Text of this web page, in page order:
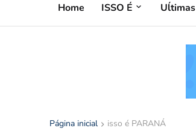
Home ISSO É Uĺtimas
Página inicial isso é PARANÁ